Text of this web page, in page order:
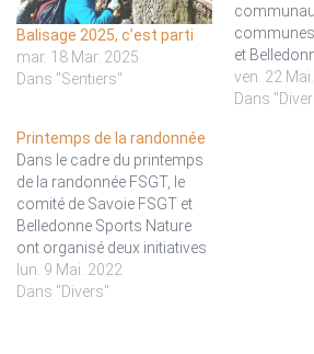
Balisage 2025, c’est parti
mar. 18 Mar. 2025
Dans "Sentiers"
et
nous
vérification
ven. 22
Dans
Printemps de la randonnée
Dans le cadre du printemps
de la randonnée FSGT, le
comité de Savoie FSGT et
Belledonne Sports Nature
ont organisé deux initiatives
: formation cartographie et
orientation le samedi 7 mai
lun. 9 Mai. 2022
Dans "Divers"